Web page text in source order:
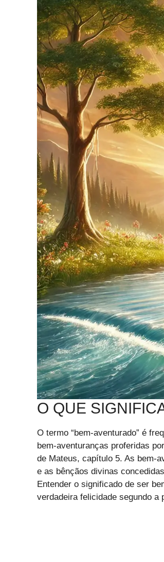
O QUE
O termo “bem-aventurado” é
bem-aventuranças proferidas
de Mateus, capítulo 5. As bem-
e as bênçãos divinas
Entender o significado de ser
verdadeira felicidade segundo a